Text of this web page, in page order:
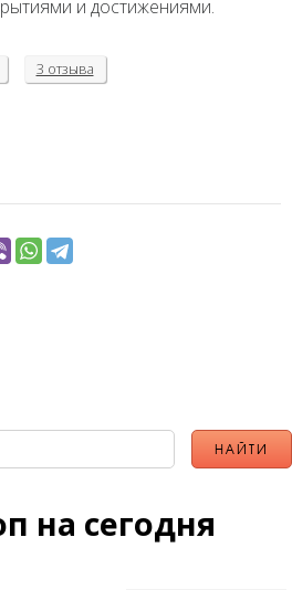
и достижениями.
3 отзыва
на сегодня